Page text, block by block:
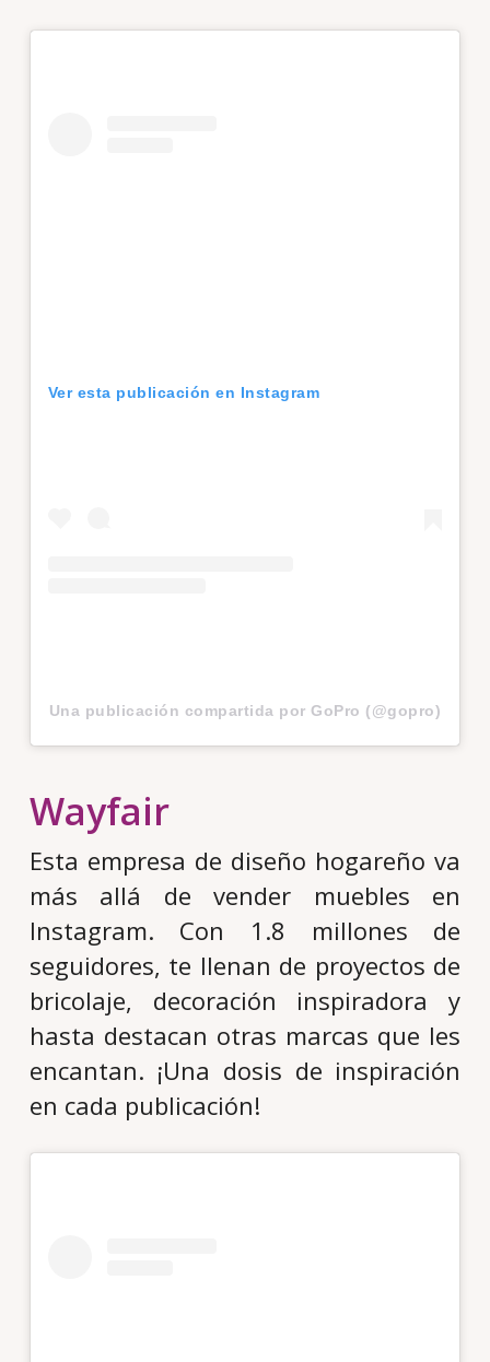
Ver esta publicación en Instagram
Una publicación compartida por GoPro (@gopro)
Wayfair
Esta empresa de diseño hogareño va
más allá de vender muebles en
Instagram. Con 1.8 millones de
seguidores, te llenan de proyectos de
bricolaje, decoración inspiradora y
hasta destacan otras marcas que les
encantan. ¡Una dosis de inspiración
en cada publicación!